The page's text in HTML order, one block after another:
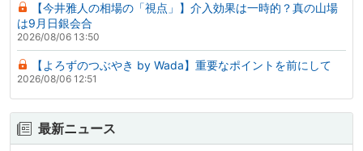
【今井雅人の相場の「視点」】介入効果は一時的？真の山場
は9月日銀会合
2026/08/06 13:50
【よろずのつぶやき by Wada】重要なポイントを前にして
2026/08/06 12:51
最新ニュース